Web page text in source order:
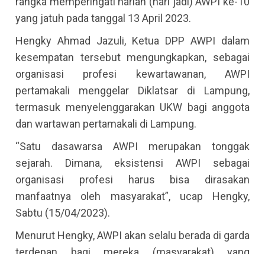
yang jatuh pada tanggal 13 April 2023.
Hengky Ahmad Jazuli, Ketua DPP AWPI dalam
kesempatan tersebut mengungkapkan, sebagai
organisasi profesi kewartawanan, AWPI
pertamakali menggelar Diklatsar di Lampung,
termasuk menyelenggarakan UKW bagi anggota
dan wartawan pertamakali di Lampung.
“Satu dasawarsa AWPI merupakan tonggak
sejarah. Dimana, eksistensi AWPI sebagai
organisasi profesi harus bisa dirasakan
manfaatnya oleh masyarakat”, ucap Hengky,
Sabtu (15/04/2023).
Menurut Hengky, AWPI akan selalu berada di garda